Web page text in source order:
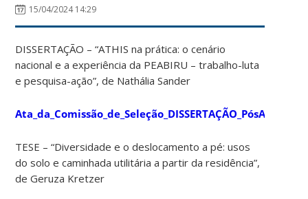
15/04/2024 14:29
DISSERTAÇÃO – “ATHIS na prática: o cenário
nacional e a experiência da PEABIRU – trabalho-luta
e pesquisa-ação”, de Nathália Sander
TESE – “Diversidade e o deslocamento a pé: usos
do solo e caminhada utilitária a partir da residência”,
de Geruza Kretzer